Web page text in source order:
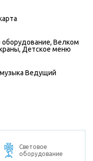
Велком
Детское меню
Ведущий
Световое
оборудование